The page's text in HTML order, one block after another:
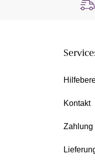
Kontakt
Zahlung